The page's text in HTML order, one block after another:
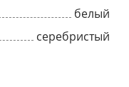
белый
серебристый